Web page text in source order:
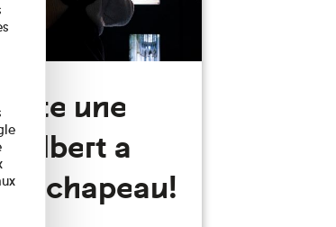
une
Albert a
chapeau!